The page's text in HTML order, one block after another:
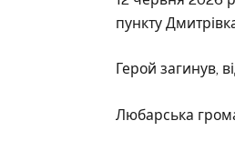
пункту
Герой загинув,
Любарська